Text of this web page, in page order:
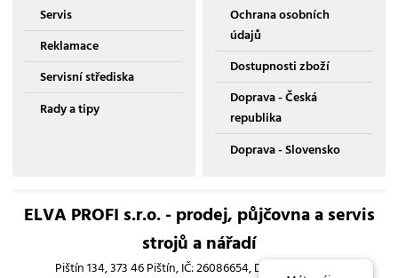
Servis
Reklamace
Servisní střediska
Rady a tipy
Ochrana osobních
údajů
Dostupnosti zboží
Doprava - Česká
republika
Doprava - Slovensko
ELVA PROFI s.r.o. - prodej, půjčovna a servis
strojů a nářadí
Pištín 134, 373 46 Pištín, IČ: 26086654, DIČ: CZ26086654